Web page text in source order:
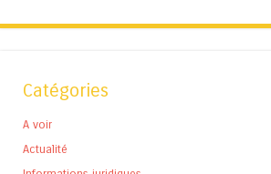
Catégories
A voir
Actualité